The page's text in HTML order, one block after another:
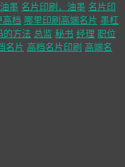
墨 名片印刷，油墨 名片印
高档 哪里印刷高端名片 墨杠
的方法 总监 秘书 经理 职位
名片 高档名片印刷 高端名